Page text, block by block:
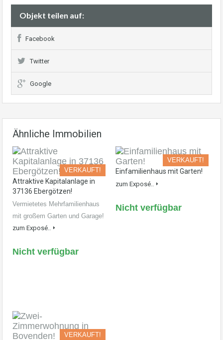
Objekt teilen auf:
Facebook
Twitter
Google
Ähnliche Immobilien
VERKAUFT!
Attraktive Kapitalanlage in
37136 Ebergötzen!
Vermietetes Mehrfamilienhaus
mit großem Garten und Garage!
zum Exposé..
Nicht verfügbar
VERKAUFT!
Einfamilienhaus mit Garten!
zum Exposé..
Nicht verfügbar
VERKAUFT!